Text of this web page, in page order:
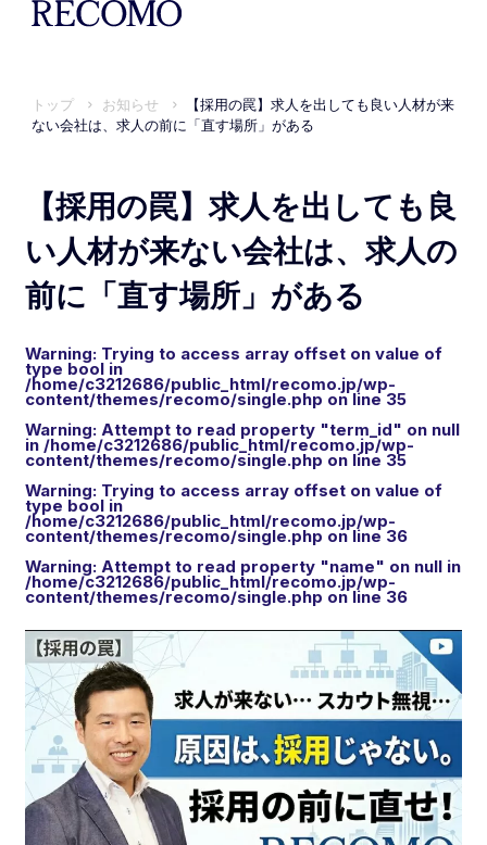
トップ お知らせ
【採用の罠】求人を出しても良い人材が来
ない会社は、求人の前に「直す場所」がある
【採用の罠】求人を出しても良
い人材が来ない会社は、求人の
前に「直す場所」がある
Warning: Trying to access array offset on value of
type bool in
/home/c3212686/public_html/recomo.jp/wp-
content/themes/recomo/single.php on line 35
Warning: Attempt to read property "term_id" on null
in /home/c3212686/public_html/recomo.jp/wp-
content/themes/recomo/single.php on line 35
Warning: Trying to access array offset on value of
type bool in
/home/c3212686/public_html/recomo.jp/wp-
content/themes/recomo/single.php on line 36
Warning: Attempt to read property "name" on null in
/home/c3212686/public_html/recomo.jp/wp-
content/themes/recomo/single.php on line 36